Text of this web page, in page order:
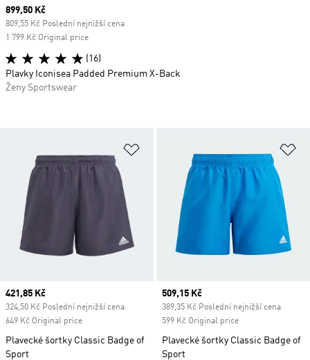
Current price
421,85 Kč
324,50 Kč Poslední nejnižší cena
649 Kč Original price
Plavecké šortky Classic Badge of
Sport
Current price
509,15 Kč
389,35 Kč Poslední nejnižší cena
599 Kč Original price
Plavecké šortky Classic Badge of
Sport
Current price
899,50 Kč
809,55 Kč Poslední nejnižší cena
1 799 Kč Original price
(16)
Plavky Iconisea Padded Premium X-Back
Ženy Sportswear